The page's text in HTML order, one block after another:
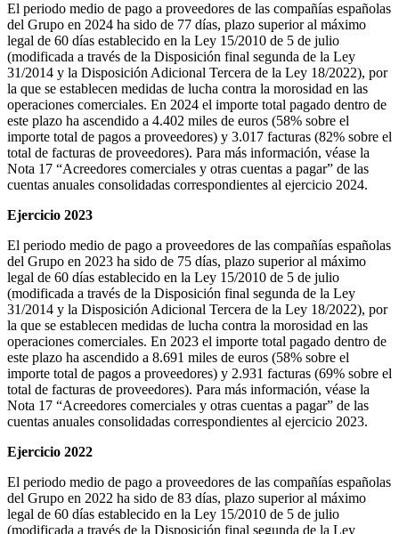
El periodo medio de pago a proveedores de las compañías españolas
del Grupo en 2024 ha sido de 77 días, plazo superior al máximo
legal de 60 días establecido en la Ley 15/2010 de 5 de julio
(modificada a través de la Disposición final segunda de la Ley
31/2014 y la Disposición Adicional Tercera de la Ley 18/2022), por
la que se establecen medidas de lucha contra la morosidad en las
operaciones comerciales. En 2024 el importe total pagado dentro de
este plazo ha ascendido a 4.402 miles de euros (58% sobre el
importe total de pagos a proveedores) y 3.017 facturas (82% sobre el
total de facturas de proveedores). Para más información, véase la
Nota 17 “Acreedores comerciales y otras cuentas a pagar” de las
cuentas anuales consolidadas correspondientes al ejercicio 2024.
Ejercicio 2023
El periodo medio de pago a proveedores de las compañías españolas
del Grupo en 2023 ha sido de 75 días, plazo superior al máximo
legal de 60 días establecido en la Ley 15/2010 de 5 de julio
(modificada a través de la Disposición final segunda de la Ley
31/2014 y la Disposición Adicional Tercera de la Ley 18/2022), por
la que se establecen medidas de lucha contra la morosidad en las
operaciones comerciales. En 2023 el importe total pagado dentro de
este plazo ha ascendido a 8.691 miles de euros (58% sobre el
importe total de pagos a proveedores) y 2.931 facturas (69% sobre el
total de facturas de proveedores). Para más información, véase la
Nota 17 “Acreedores comerciales y otras cuentas a pagar” de las
cuentas anuales consolidadas correspondientes al ejercicio 2023.
Ejercicio 2022
El periodo medio de pago a proveedores de las compañías españolas
del Grupo en 2022 ha sido de 83 días, plazo superior al máximo
legal de 60 días establecido en la Ley 15/2010 de 5 de julio
(modificada a través de la Disposición final segunda de la Ley